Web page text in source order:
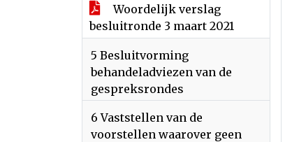
Woordelijk verslag
besluitronde 3 maart 2021
5 Besluitvorming
behandeladviezen van de
gespreksrondes
6 Vaststellen van de
voorstellen waarover geen